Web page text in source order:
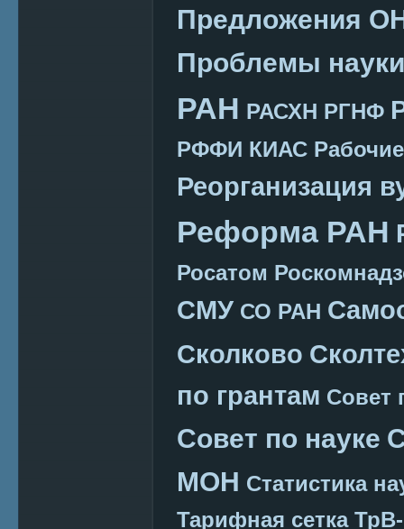
Предложения
Проблемы науки
РАН РАСХН РГНФ
РФФИ КИАС
Реорганизация
Реформа РАН
Росатом
СМУ СО РАН
Сколково
по грантам Совет
Совет по науке
МОН Статистика
Тарифная сетка